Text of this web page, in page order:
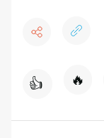
👍 🔥